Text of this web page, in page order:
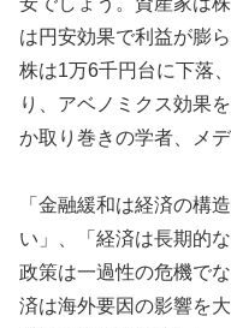
は円安効果で利益が膨
株は1万6千円台に下落
り、アベノミクス効果
か取り巻きの学者、メ
「金融緩和は経済の構
い」、「経済は長期的
政策は一過性の危機で
済は海外要因の影響を